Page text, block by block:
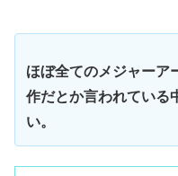
ほぼ全てのメジャーア
作だとか言われている
い。